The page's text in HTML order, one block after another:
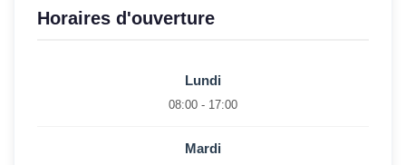
Horaires d'ouverture
Lundi
08:00 - 17:00
Mardi